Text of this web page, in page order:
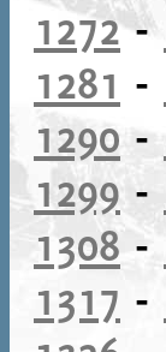
1272-
1281 -
1290-
1299-
1308-
1317 -